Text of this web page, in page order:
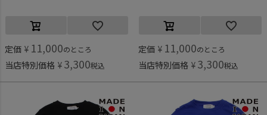
定価 ¥ 11,000のところ
当店特別価格 ¥ 3,300税込
定価 ¥ 11,000のところ
当店特別価格 ¥ 3,300税込